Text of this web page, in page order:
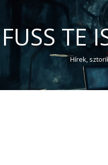
FUSS TE
Hírek,